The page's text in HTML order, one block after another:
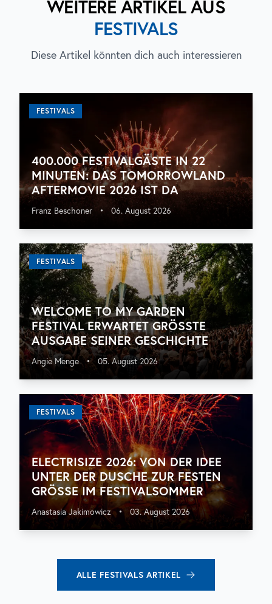
WEITERE ARTIKEL AUS
FESTIVALS
Diese Artikel könnten dich auch interessieren
FESTIVALS
400.000 FESTIVALGÄSTE IN 22
MINUTEN: DAS TOMORROWLAND
AFTERMOVIE 2026 IST DA
Franz Beschoner • 06. August 2026
FESTIVALS
WELCOME TO MY GARDEN
FESTIVAL ERWARTET GRÖSSTE A
USGABE SEINER GESCHICHTE
Angie Menge • 05. August 2026
FESTIVALS
ELECTRISIZE 2026: VON DER IDEE
UNTER DER DUSCHE ZUR FESTEN
GRÖSSE IM FESTIVALSOMMER
Anastasia Jakimowicz • 03. August 2026
ALLE FESTIVALS ARTIKEL